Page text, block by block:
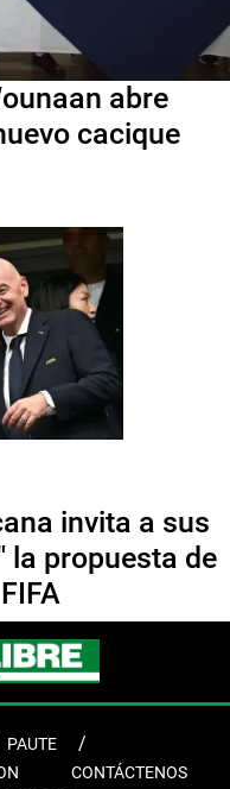
abre
cacique
invita a sus
la propuesta de
PAUTE
CONTÁCTENOS